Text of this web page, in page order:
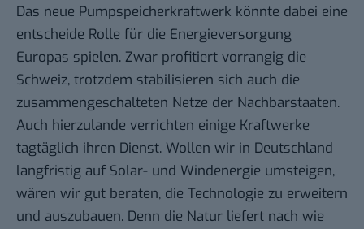
Das neue Pumpspeicherkraftwerk könnte dabei eine
entscheide Rolle für die Energieversorgung
Europas spielen. Zwar profitiert vorrangig die
Schweiz, trotzdem stabilisieren sich auch die
zusammengeschalteten Netze der Nachbarstaaten.
Auch hierzulande verrichten einige Kraftwerke
tagtäglich ihren Dienst. Wollen wir in Deutschland
langfristig auf Solar- und Windenergie umsteigen,
wären wir gut beraten, die Technologie zu erweitern
und auszubauen. Denn die Natur liefert nach wie